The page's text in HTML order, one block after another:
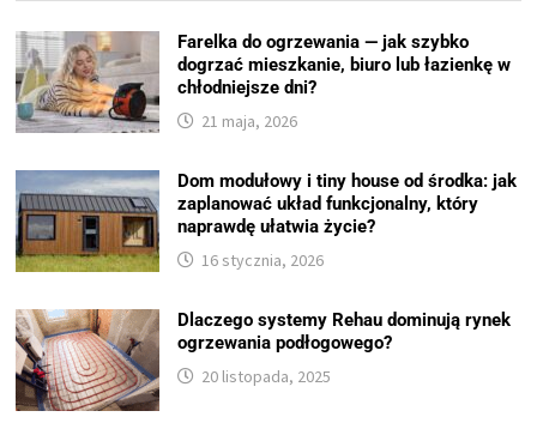
Farelka do ogrzewania — jak szybko
dogrzać mieszkanie, biuro lub łazienkę w
chłodniejsze dni?
21 maja, 2026
Dom modułowy i tiny house od środka: jak
zaplanować układ funkcjonalny, który
naprawdę ułatwia życie?
16 stycznia, 2026
Dlaczego systemy Rehau dominują rynek
ogrzewania podłogowego?
20 listopada, 2025